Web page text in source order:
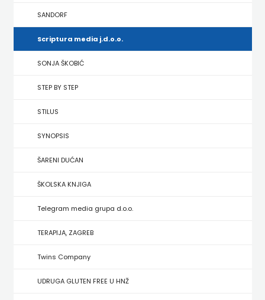
HRVATSKA
MLADINSKA
KNJIGA
MOZAIK
MOZAIK
KNJIGA
NAKLADA
BEGEN
NAKLADA
BENEDIKTA
NAKLADA
MATE
SANDORF
Scriptura media j.d.o.o.
SONJA ŠKOBIĆ
STEP BY STEP
STILUS
SYNOPSIS
ŠARENI DUĆAN
ŠKOLSKA KNJIGA
Telegram media grupa d.o.o.
TERAPIJA, ZAGREB
Twins Company
UDRUGA GLUTEN FREE U HNŽ